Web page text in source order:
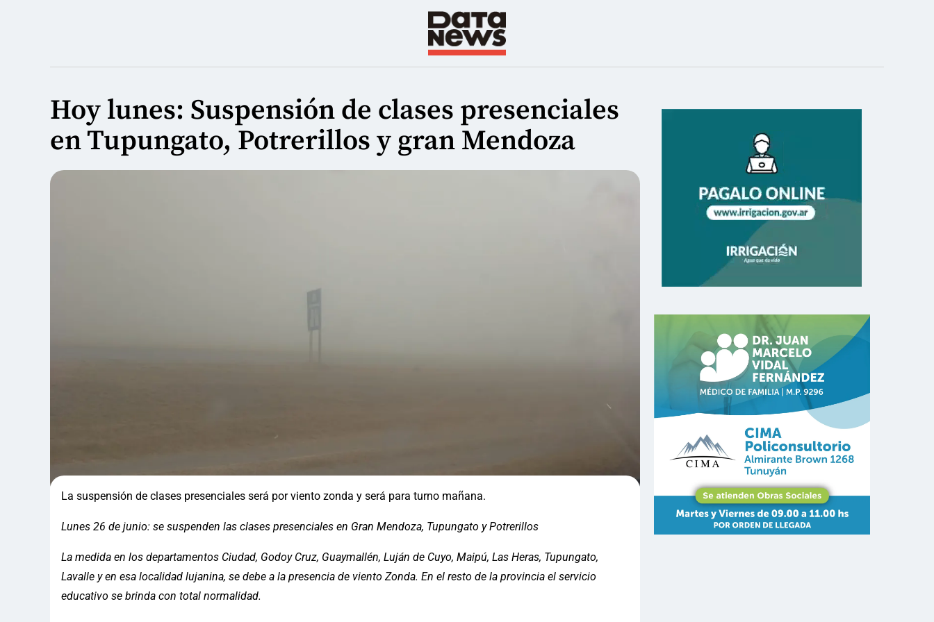
Hoy lunes: Suspensión de clases presenciales
en Tupungato, Potrerillos y gran Mendoza
La suspensión de clases presenciales será por viento zonda y será para turno mañana.
Lunes 26 de junio: se suspenden las clases presenciales en Gran Mendoza, Tupungato y Potrerillos
La medida en los departamentos Ciudad, Godoy Cruz, Guaymallén, Luján de Cuyo, Maipú, Las Heras, Tupungato,
Lavalle y en esa localidad lujanina, se debe a la presencia de viento Zonda. En el resto de la provincia el servicio
educativo se brinda con total normalidad.